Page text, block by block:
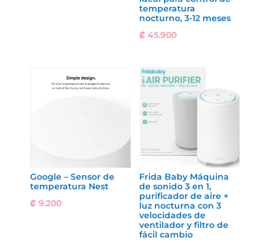
precios:
₡ 5.000
₡ 300.000
temperatura
nocturno, 3-12 meses
₡45.900
Google – Sensor de
temperatura Nest
₡ 9.200
Frida Baby Máquina
de sonido 3 en 1,
purificador de aire +
luz nocturna con 3
velocidades de
ventilador y filtro de
fácil cambio